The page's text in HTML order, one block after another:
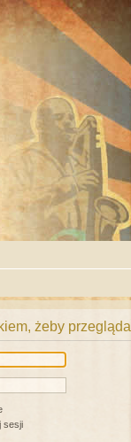
żeby
sesji